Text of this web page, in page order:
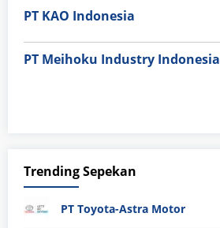
PT KAO Indonesia
PT Meihoku Industry Indonesia
Trending Sepekan
PT Toyota-Astra Motor